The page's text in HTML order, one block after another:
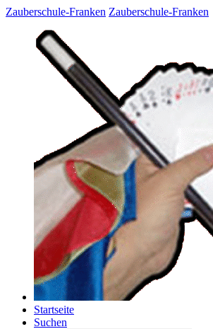
Zauberschule-Franken Zauberschule-Franken
Startseite
Suchen